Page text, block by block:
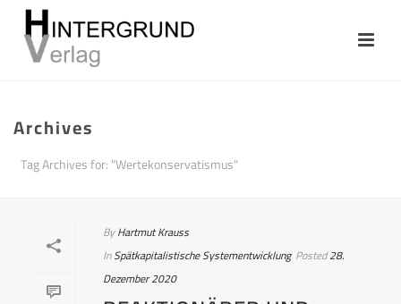
Archives
Tag Archives for: "Wertekonservatismus"
ByHartmut Krauss
InSpätkapitalistische Systementwicklung Posted28.
Dezember 2020